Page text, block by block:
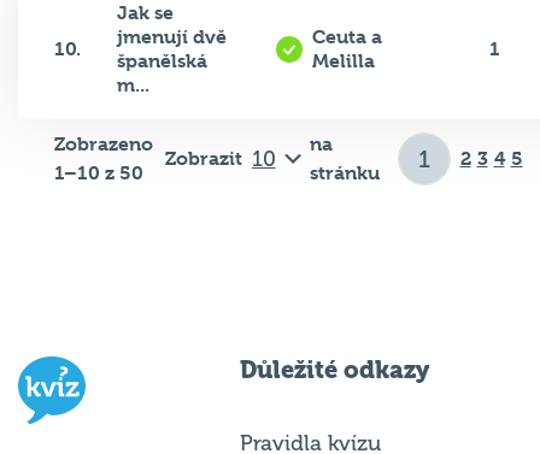
10.
Jak se
jmenují dvě
španělská
m...
Ceuta a
Melilla
1
Zobrazeno
1–10 z 50
Zobrazit
na
stránku
2 3 4 5
Důležité odkazy
Pravidla kvízu